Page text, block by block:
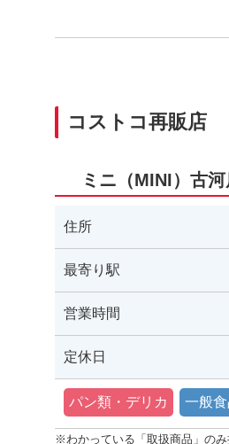
コストコ再販店
ミニ（MINI）古
住所
最寄り駅
営業時間
定休日
パン類・デリカ 一般
※わかっている「取扱商品」のみ